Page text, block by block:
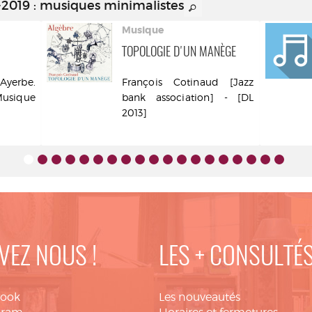
2019 : musiques minimalistes
Musique
TOPOLOGIE D'UN MANÈGE
François Cotinaud [Jazz
bank association] - [DL
2013]
NOUS ! LES +
Les nouveautés